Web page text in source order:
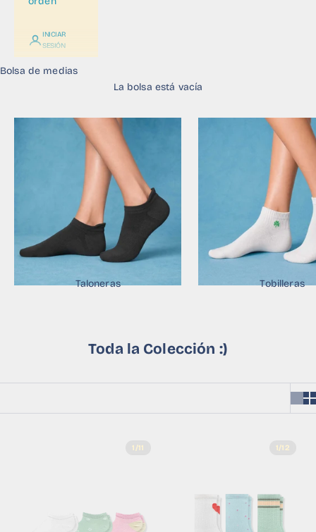
INICIAR
SESIÓN
Bolsa de medias
La bolsa está vacía
Taloneras Tobilleras
Toda la Colección :)
1/11 1/12